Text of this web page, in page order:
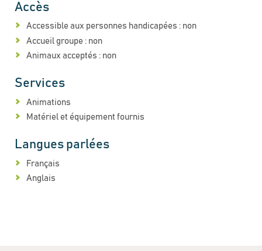
Accès
Accessible aux personnes handicapées : non
Accueil groupe : non
Animaux acceptés : non
Services
Animations
Matériel et équipement fournis
Langues parlées
Français
Anglais